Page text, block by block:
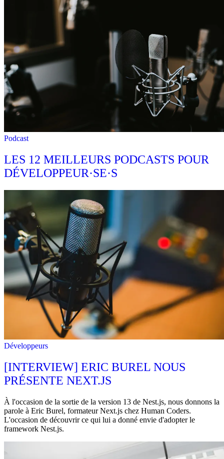
Podcast
LES 12 MEILLEURS PODCASTS POUR
DÉVELOPPEUR·SE·S
Développeurs
[INTERVIEW] ERIC BUREL NOUS
PRÉSENTE NEXT.JS
À l'occasion de la sortie de la version 13 de Nest.js, nous donnons la
parole à Eric Burel, formateur Next.js chez Human Coders.
L'occasion de découvrir ce qui lui a donné envie d'adopter le
framework Nest.js.